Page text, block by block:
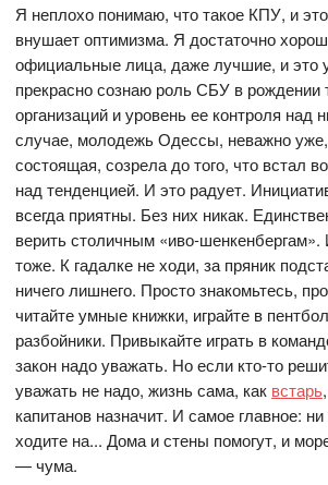
Я неплохо понимаю, что такое КПУ, и
внушает оптимизма. Я достаточно
официальные лица, даже лучшие, и это
прекрасно сознаю роль СБУ в рождении
организаций и уровень ее контроля
случае, молодежь Одессы, неважно уже,
состоящая, созрела до того, что встал
над тенденцией. И это радует.
всегда приятны. Без них никак.
верить столичным «иво-
тоже. К гадалке не ходи, за пряник
ничего лишнего. Просто знакомьтесь,
читайте умные книжки, играйте в
разбойники. Привыкайте играть в
закон надо уважать. Но если кто-то
уважать не надо, жизнь сама, как встарь
капитанов назначит. И самое главное:
ходите на... Дома и стены помогут, и
— чума.